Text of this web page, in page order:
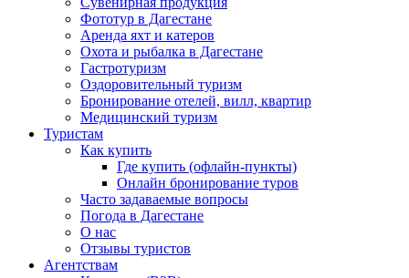
Фототур в Дагестане
Аренда яхт и катеров
Охота и рыбалка в Дагестане
Гастротуризм
Оздоровительный туризм
Бронирование отелей, вилл, квартир
Медицинский туризм
Туристам
Как купить
Где купить (офлайн-пункты)
Онлайн бронирование туров
Часто задаваемые вопросы
Погода в Дагестане
О нас
Отзывы туристов
Агентствам